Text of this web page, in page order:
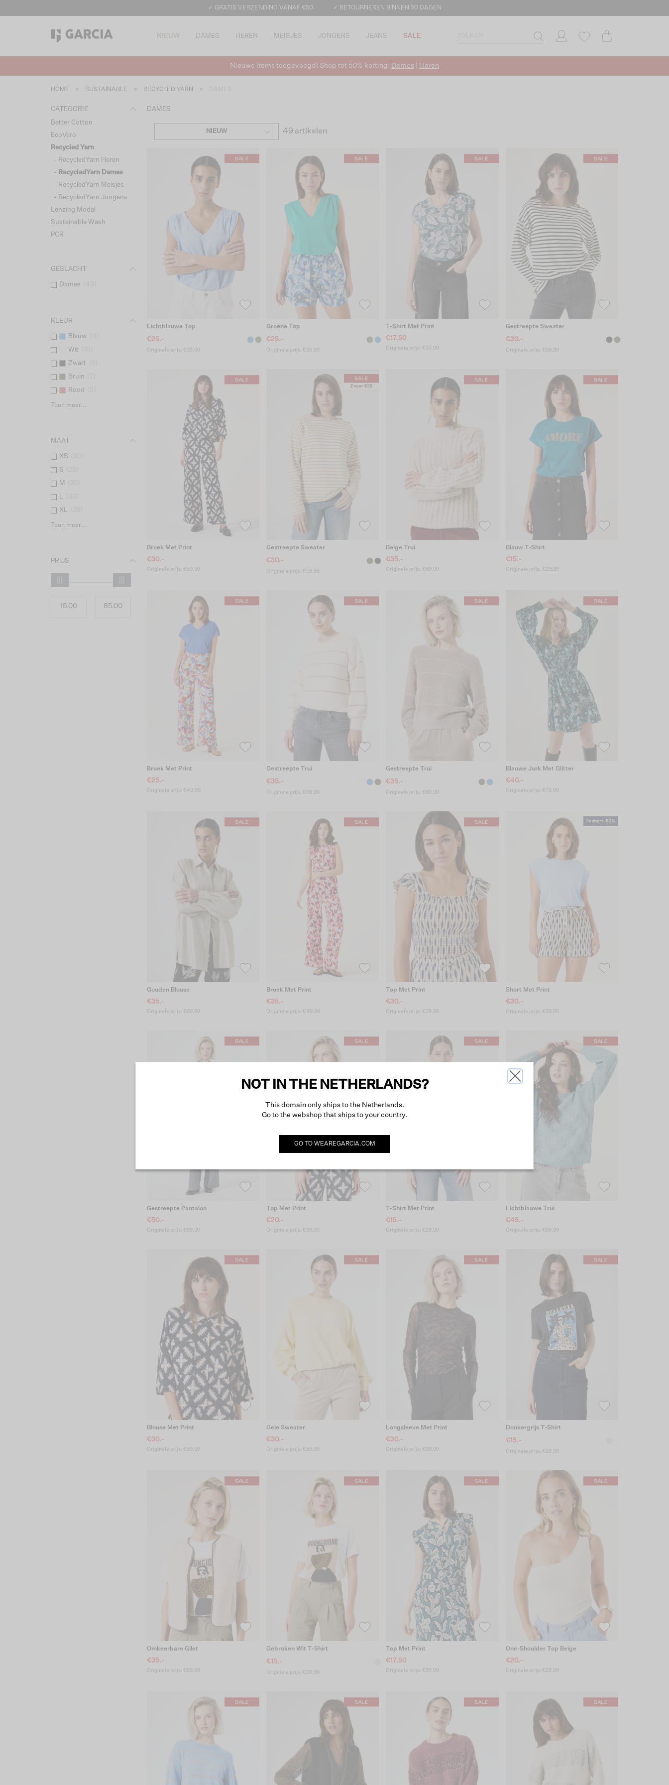
✓ GRATIS VERZENDING VANAF €50 ✓ RETOURNEREN BINNEN 30 DAGEN
NIEUW DAMES HEREN MEISJES JONGENS JEANS SALE
Nieuwe items toegevoegd! Shop tot 50% korting: Dames Heren
HOME > SUSTAINABLE > RECYCLED YARN >
CATEGORIE
Better Cotton
EcoVero
Recycled Yarn
- RecycledYarn Heren
- RecycledYarn Dames
- RecycledYarn Meisjes
- RecycledYarn Jongens
Lenzing Modal
Sustainable Wash
PCR
GESLACHT
Dames
KLEUR
Blauw
Wit
Zwart
Bruin
Rood
Toon meer...
MAAT
XS
S
M
L
XL
Toon meer...
PRIJS
DAMES
NIEUW 49 artikelen
Lichtblauwe Top
€25.-
Originele prijs: €35.99
Groene Top
€25.-
Originele prijs: €35.99
T-Shirt Met Print
€17.50
Originele prijs: €35.99
Gestreepte Sweater
€30.-
Originele prijs: €59.99
Broek Met Print
€30.-
Originele prijs: €59.99
Gestreepte Sweater
€30.-
Originele prijs: €59.99
Beige Trui
€35.-
Originele prijs: €69.99
Blauw T-Shirt
€15.-
Originele prijs: €29.99
Broek Met Print
€25.-
Originele prijs: €49.99
Gestreepte Trui
€35.-
Originele prijs: €69.99
Gestreepte Trui
€35.-
Originele prijs: €69.99
Blauwe Jurk Met Glitter
€40.-
Originele prijs: €79.99
Gouden Blouse
€35.-
Originele prijs: €69.99
Broek Met Print
€35.-
Originele prijs: €49.99
Top Met Print
€30.-
Originele prijs: €39.99
Short Met Print
€30.-
Originele prijs: €39.99
Gestreepte Pantalon
€50.-
Originele prijs: €69.99
Top Met Print
€20.-
Originele prijs: €39.99
T-Shirt Met Print
€15.-
Originele prijs: €29.99
Lichtblauwe Trui
€45.-
Originele prijs: €69.99
Blouse Met Print
€30.-
Originele prijs: €59.99
Gele Sweater
€30.-
Originele prijs: €59.99
Longsleeve Met Print
€30.-
Originele prijs: €39.99
Donkergrijs T-Shirt
€15.-
Originele prijs: €29.99
Omkeerbare Gilet
€35.-
Originele prijs: €69.99
Gebroken Wit T-Shirt
€15.-
Originele prijs: €29.99
Top Met Print
€17.50
Originele prijs: €35.99
One-Shoulder Top Beige
€20.-
Originele prijs: €29.99
NOT IN THE NETHERLANDS?
This domain only ships to the Netherlands.
Go to the webshop that ships to your country.
GO TO WEAREGARCIA.COM